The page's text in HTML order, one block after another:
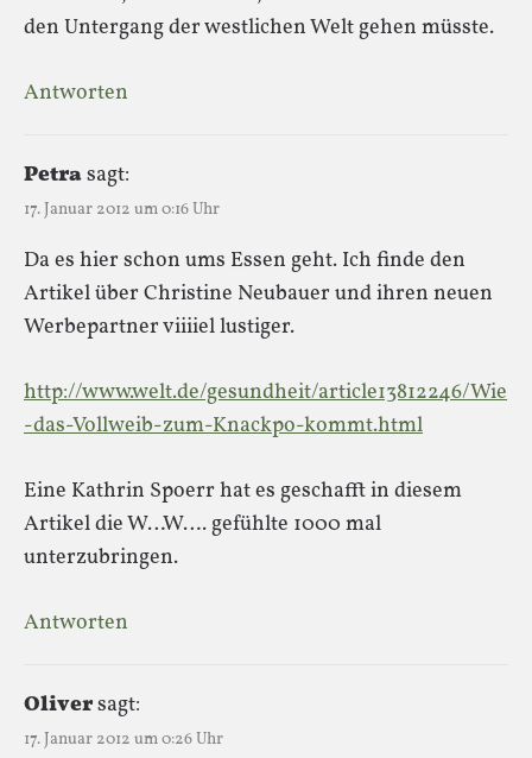
den Untergang der westlichen Welt gehen müsste.
Antworten
Petrasagt:
17. Januar 2012 um 0:16 Uhr
Da es hier schon ums Essen geht. Ich finde den
Artikel über Christine Neubauer und ihren neuen
Werbepartner viiiiel lustiger.
http://www.welt.de/gesundheit/article13812246/Wie
-das-Vollweib-zum-Knackpo-kommt.html
Eine Kathrin Spoerr hat es geschafft in diesem
Artikel die W…W…. gefühlte 1000 mal
unterzubringen.
Antworten
Oliversagt:
17. Januar 2012 um 0:26 Uhr